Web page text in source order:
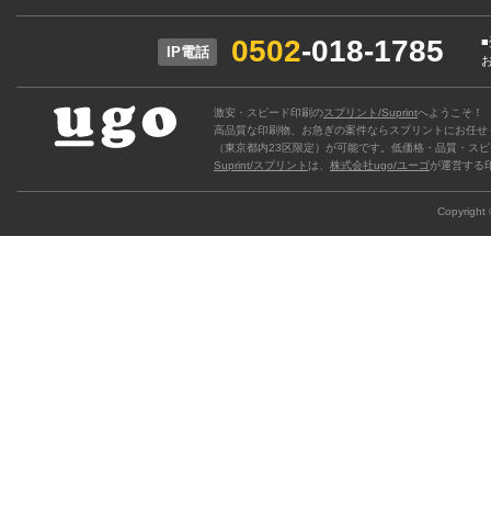
IP電話 0502-018-1785
■
激安・スピード印刷のスプリント/Suprintへようこそ！
高品質な印刷物、お急ぎの案件ならスプリントにお任
（東京都内23区限定）が可能です。低価格・品質・ス
Suprint/スプリントは、 株式会社ugo/ユーゴが運営する
Copyright